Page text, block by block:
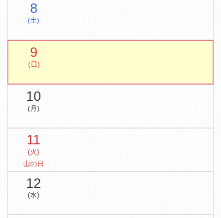
8
(土)
9
(日)
10
(月)
11
(火)
山の日
12
(水)